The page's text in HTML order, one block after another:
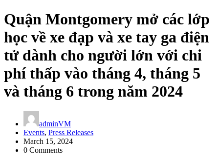
Quận Montgomery mở các lớp
học về xe đạp và xe tay ga điện
tử dành cho người lớn với chi
phí thấp vào tháng 4, tháng 5
và tháng 6 trong năm 2024
adminVM
Events, Press Releases
March 15, 2024
0 Comments